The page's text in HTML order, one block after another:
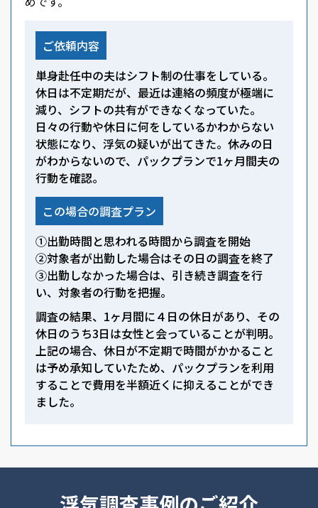
ご依頼内容
単身赴任中の夫はシフト制の仕事をしている。
休日は不定期だが、最近は連絡の頻度が極端に
減り、シフトの共有ができなくなっていた。
日々の行動や休日に何をしているかわからない
状態になり、浮気の疑いが出てきた。休みの日
がわからないので、パックプランで1ヶ月間夫の
行動を確認。
この場合の調査プラン
①出勤時間と思われる時間から調査を開始
②対象者が出勤した場合はその日の調査を終了
③出勤しなかった場合は、引き続き調査を行
い、対象者の行動を把握。
調査の結果、1ヶ月間に４日の休日があり、その
休日のうち3日は女性と会っていることが判明。
上記の場合、休日が不定期で時間がかかること
は予め承知していたため、パックプランを利用
することで費用を半額近くに抑えることができ
ました。